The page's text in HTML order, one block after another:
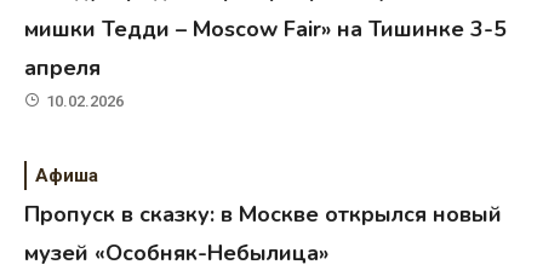
мишки Тедди – Moscow Fair» на Тишинке 3-5
апреля
10.02.2026
Афиша
Пропуск в сказку: в Москве открылся новый
музей «Особняк-Небылица»